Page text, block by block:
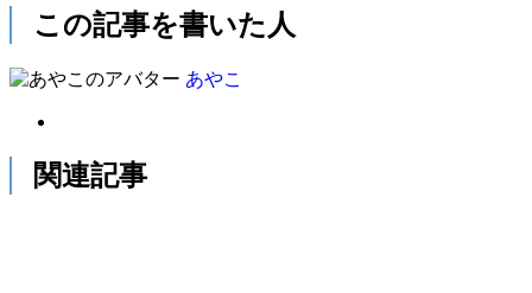
この記事を書いた人
あやこ
関連記事